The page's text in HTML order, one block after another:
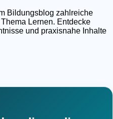
Bildungsblog zahlreiche
Lernen. Entdecke
und praxisnahe Inhalte